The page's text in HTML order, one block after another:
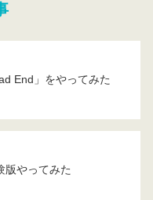
End」をやってみた
版やってみた